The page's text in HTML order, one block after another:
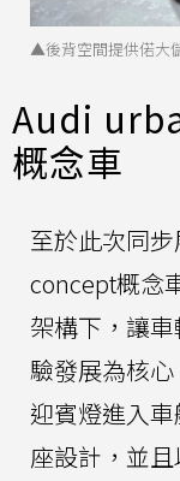
▲後背空間提供偌大
Audi
概念車
至於此次同
concept概念
架構下，讓
驗發展為核
迎賓燈進入
座設計，並